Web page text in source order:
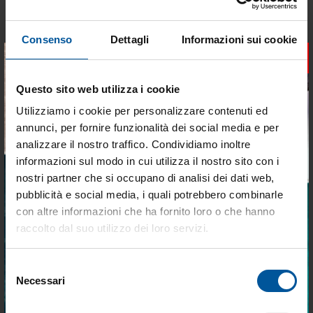
Tieniti aggiornato sulle
migliori occasioni per la tua
barca
vantaggiose e selezionate per chi vive la
×
Consenso Dettagli Informazioni sui cookie
Questo sito web utilizza i cookie
Utilizziamo i cookie per personalizzare contenuti ed
annunci, per fornire funzionalità dei social media e per
analizzare il nostro traffico. Condividiamo inoltre
informazioni sul modo in cui utilizza il nostro sito con i
nostri partner che si occupano di analisi dei dati web,
pubblicità e social media, i quali potrebbero combinarle
con altre informazioni che ha fornito loro o che hanno
raccolto dal suo utilizzo dei loro servizi.
delNecessari
DELLA STESSA CATEGORIA
OFFERTE SPECIALI
- 27%
doccia estraibile
Disponibile
€ 88,32
- 23%
Disponibile